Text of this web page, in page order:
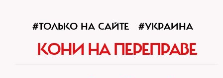
#ТОЛЬКО НА САЙТЕ #УКРАИНА
КОНИ НА ПЕРЕПРАВЕ